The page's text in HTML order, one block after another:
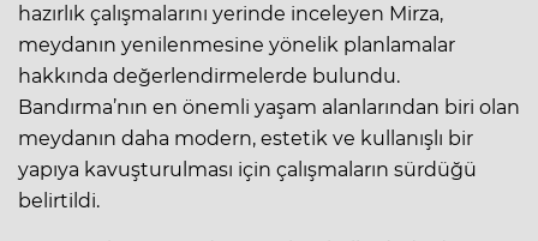
hazırlık çalışmalarını yerinde inceleyen Mirza,
meydanın yenilenmesine yönelik planlamalar
hakkında değerlendirmelerde bulundu.
Bandırma’nın en önemli yaşam alanlarından biri olan
meydanın daha modern, estetik ve kullanışlı bir
yapıya kavuşturulması için çalışmaların sürdüğü
belirtildi.